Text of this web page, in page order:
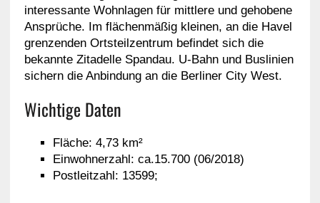
interessante Wohnlagen für mittlere und gehobene
Ansprüche. Im flächenmäßig kleinen, an die Havel
grenzenden Ortsteilzentrum befindet sich die
bekannte Zitadelle Spandau. U-Bahn und Buslinien
sichern die Anbindung an die Berliner City West.
Wichtige Daten
Fläche: 4,73 km²
Einwohnerzahl: ca.15.700 (06/2018)
Postleitzahl: 13599;